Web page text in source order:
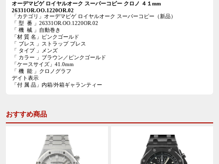
オーデマピゲ ロイヤルオーク スーパーコピークロノ ４１mm
26331OR.OO.1220OR.02
「カテゴリ」オーデマピゲ ロイヤルオーク スーパーコピー（新品）
「 型 番 」26331OR.OO.1220OR.02
「 機 械 」自動巻き
「材 質 名」ピンクゴールド
「 ブレス 」ストラップ ブレス
「 タイプ 」メンズ
「 カラー 」ブラウン／ピンクゴールド
「ケースサイズ」41.0mm
「 機 能 」クロノグラフ
デイト表示
「付 属 品」内箱/外箱ギャランティー
おすすめ商品